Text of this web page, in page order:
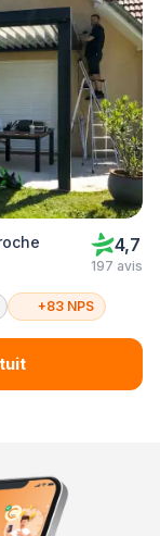
4,7
197 avis
+83 NPS